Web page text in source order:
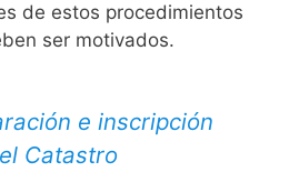
de estos procedimientos
ser motivados.
e inscripción
Catastro